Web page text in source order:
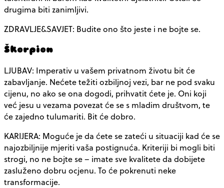
drugima biti zanimljivi.
ZDRAVLJE&SAVJET: Budite ono što jeste i ne bojte se.
Škorpion
LJUBAV: Imperativ u vašem privatnom životu bit će
zabavljanje. Nećete težiti ozbiljnoj vezi, bar ne pod svaku
cijenu, no ako se ona dogodi, prihvatit ćete je. Oni koji
već jesu u vezama povezat će se s mladim društvom, te
će zajedno tulumariti. Bit će dobro.
KARIJERA: Moguće je da ćete se zateći u situaciji kad će se
najozbiljnije mjeriti vaša postignuća. Kriteriji bi mogli biti
strogi, no ne bojte se – imate sve kvalitete da dobijete
zasluženo dobru ocjenu. To će pokrenuti neke
transformacije.